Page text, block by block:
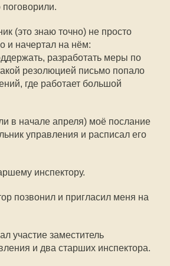
(это знаю точно) не просто
и начертал на нём:
разработать меры по
резолюцией письмо попало
где работает большой
в начале апреля) моё послание
управления и расписал его
инспектору.
позвонил и пригласил меня на
участие заместитель
и два старших инспектора.